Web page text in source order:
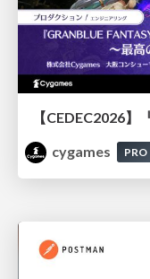
cygames
PRO